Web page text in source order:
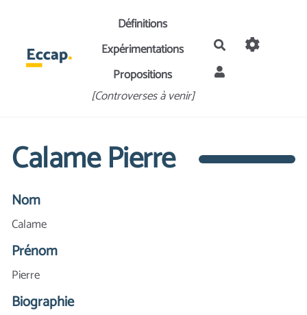
Aller au contenu principalDéfinitions
Expérimentations
Propositions
[Controverses à venir]
Rechercher
Calame Pierre
Nom
Calame
Prénom
Pierre
Biographie